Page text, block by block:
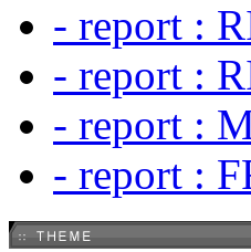
- report :
- report :
- report :
- report :